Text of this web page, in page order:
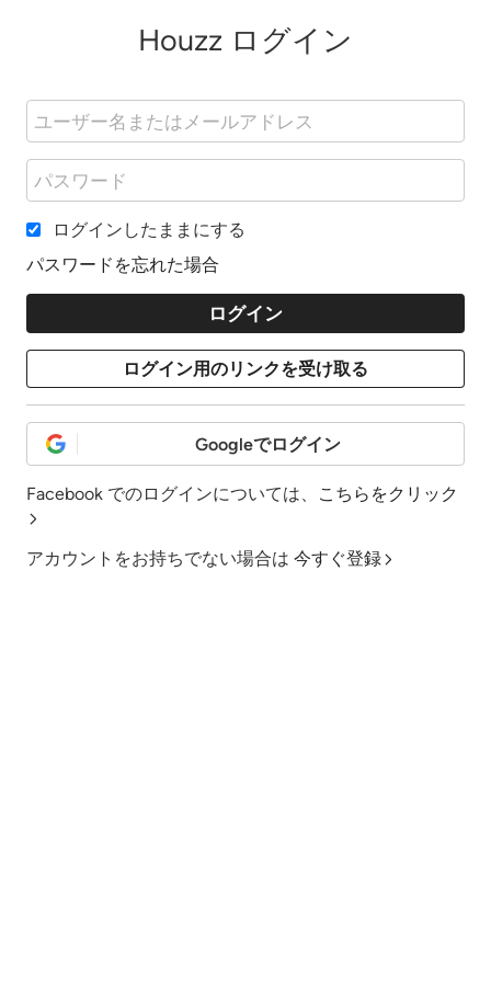
Houzz ログイン
ログインしたままにする
パスワードを忘れた場合
Googleでログイン
Facebook でのログインについては、 こちらをクリック
アカウントをお持ちでない場合は 今すぐ登録